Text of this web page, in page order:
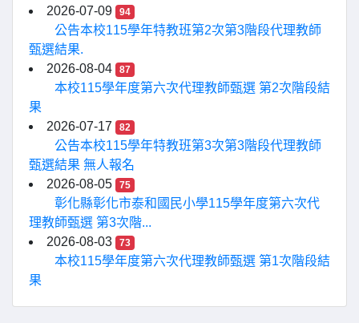
2026-07-09
94
公告本校115學年特教班第2次第3階段代理教師
甄選結果.
2026-08-04
87
本校115學年度第六次代理教師甄選 第2次階段結
果
2026-07-17
82
公告本校115學年特教班第3次第3階段代理教師
甄選結果 無人報名
2026-08-05
75
彰化縣彰化市泰和國民小學115學年度第六次代
理教師甄選 第3次階...
2026-08-03
73
本校115學年度第六次代理教師甄選 第1次階段結
果